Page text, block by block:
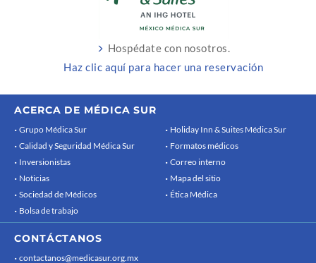
Hospédate con nosotros.
Haz clic aquí para hacer una reservación
ACERCA DE MÉDICA SUR
Grupo Médica Sur
Calidad y Seguridad Médica Sur
Inversionistas
Noticias
Sociedad de Médicos
Bolsa de trabajo
Holiday Inn & Suites Médica Sur
Formatos médicos
Correo interno
Mapa del sitio
Ética Médica
CONTÁCTANOS
contactanos@medicasur.org.mx